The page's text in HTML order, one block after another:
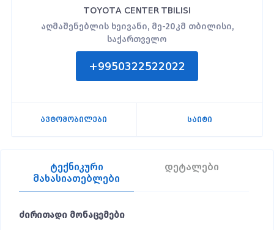
TOYOTA CENTER TBILISI
აღმაშენებლის ხეივანი, მე-20კმ თბილისი,
საქართველო
+9950322522022
ავტომობილები საიტი
ტექნიკური
მახასიათებლები
დეტალები
ძირითადი მონაცემები